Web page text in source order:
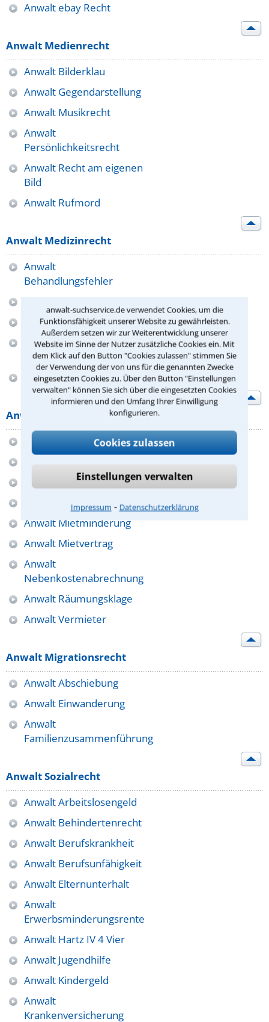
anwalt-suchservice.de verwendet Cookies, um die
Funktionsfähigkeit unserer Website zu gewährleisten.
Außerdem setzen wir zur Weiterentwicklung unserer
Website im Sinne der Nutzer zusätzliche Cookies ein. Mit
dem Klick auf den Button "Cookies zulassen" stimmen Sie
der Verwendung der von uns für die genannten Zwecke
eingesetzten Cookies zu. Über den Button "Einstellungen
verwalten" können Sie sich über die eingesetzten Cookies
informieren und den Umfang Ihrer Einwilligung
konfigurieren.
Cookies zulassen
Einstellungen verwalten
Impressum ⁃ Datenschutzerklärung
Anwalt ebay Recht
Anwalt Medienrecht
Anwalt Bilderklau
Anwalt Gegendarstellung
Anwalt Musikrecht
Anwalt
Persönlichkeitsrecht
Anwalt Recht am eigenen
Bild
Anwalt Rufmord
Anwalt Medizinrecht
Anwalt
Behandlungsfehler
Anwalt Patientenrecht
Anwalt
Patientenverfügung
Anwalt Schmerzensgeld
Anwalt Mietrecht
Anwalt Eigenbedarf
Anwalt Mieterschutz
Anwalt Mietkaution
Anwalt Mietminderung
Anwalt Mietvertrag
Anwalt
Nebenkostenabrechnung
Anwalt Räumungsklage
Anwalt Vermieter
Anwalt Migrationsrecht
Anwalt Abschiebung
Anwalt Einwanderung
Anwalt
Familienzusammenführung
Anwalt Sozialrecht
Anwalt Arbeitslosengeld
Anwalt Behindertenrecht
Anwalt Berufskrankheit
Anwalt Berufsunfähigkeit
Anwalt Elternunterhalt
Anwalt
Erwerbsminderungsrente
Anwalt Hartz IV 4 Vier
Anwalt Jugendhilfe
Anwalt Kindergeld
Anwalt
Krankenversicherung